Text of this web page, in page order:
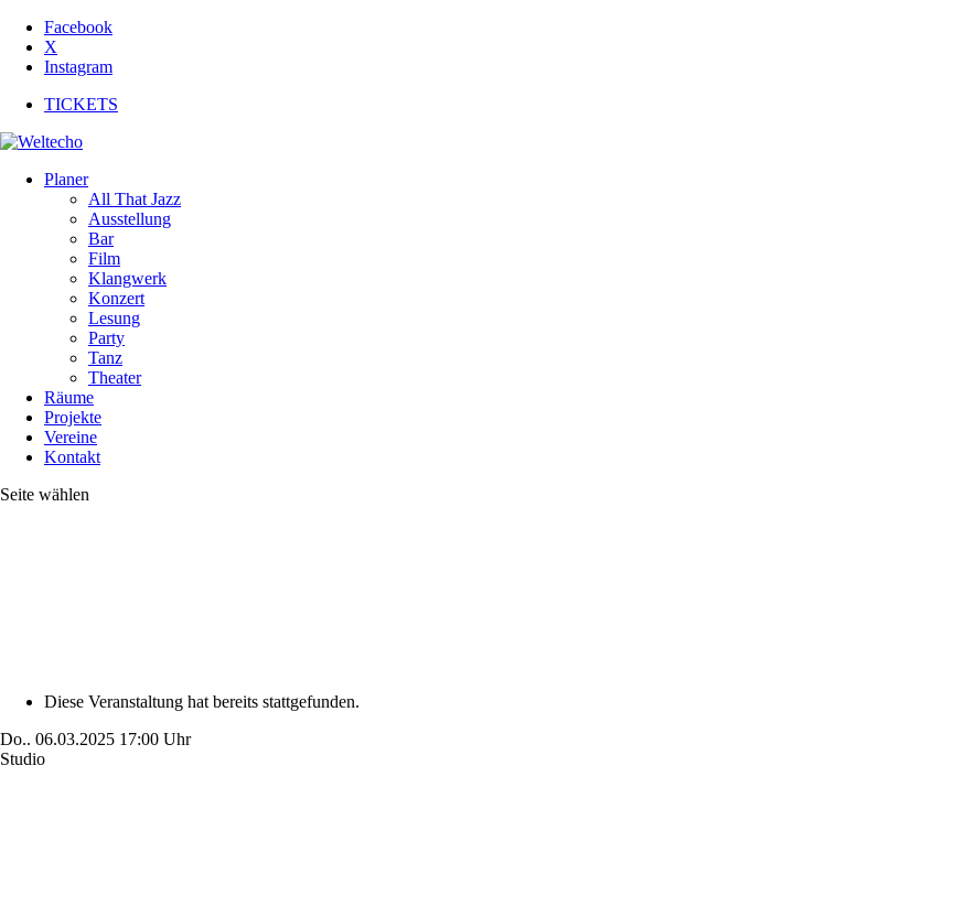
Facebook
X
Instagram
TICKETS
Planer
All That Jazz
Ausstellung
Bar
Film
Klangwerk
Konzert
Lesung
Party
Tanz
Theater
Räume
Projekte
Vereine
Kontakt
Seite wählen
Diese Veranstaltung hat bereits stattgefunden.
Do.. 06.03.2025 17:00 Uhr
Studio